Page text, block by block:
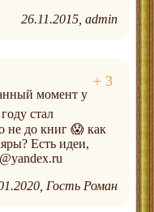
26.11.2015 admin
момент у
стал
не до книг 😱 как
Есть идеи,
Гость Роман